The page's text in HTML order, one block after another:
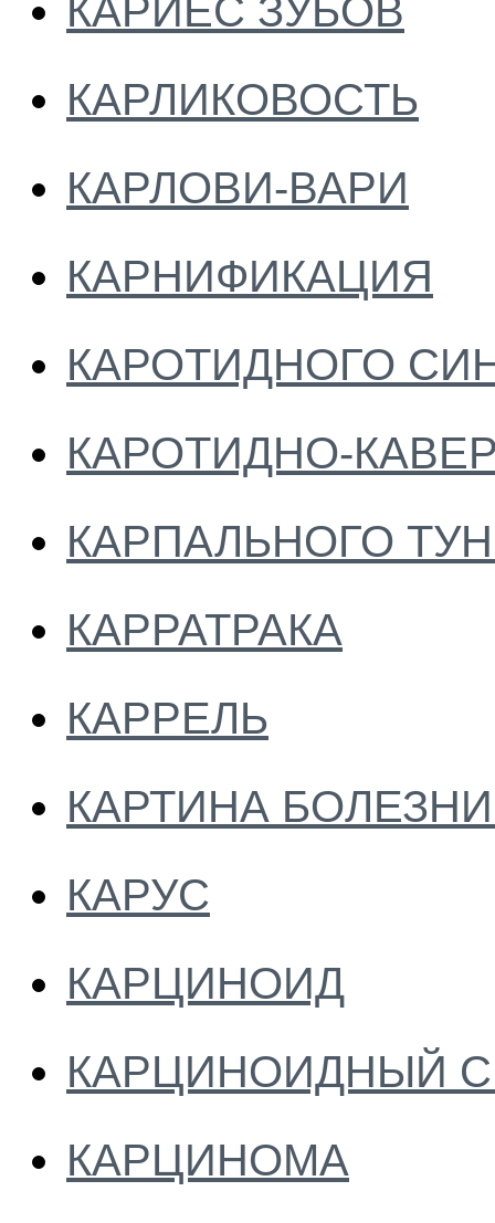
КАРИЕС ЗУБОВ
КАРЛИКОВОСТЬ
КАРЛОВИ-ВАРИ
КАРНИФИКАЦИЯ
КАРОТИДНОГО
КАРОТИДНО-
КАРПАЛЬНОГО
КАРРАТРАКА
КАРРЕЛЬ
КАРТИНА
КАРУС
КАРЦИНОИД
КАРЦИНОИДНЫЙ
КАРЦИНОМА